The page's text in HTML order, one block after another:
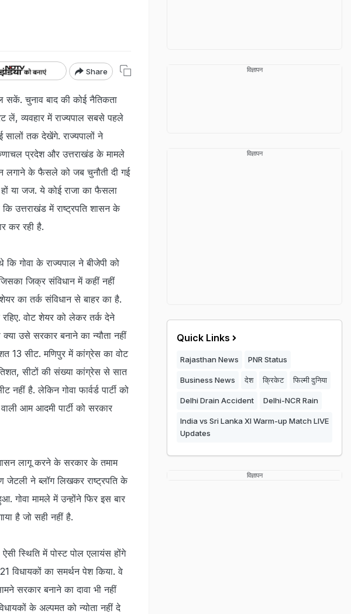
Share
सकें. चुनाव बाद की कोई नैतिकता
लें, व्यवहार में राज्यपाल सबसे पहले
सालों तक देखेंगे. राज्यपालों ने
प्रदेश और उत्तराखंड के मामले
लगाने के फैसले को जब चुनौती दी गई
या जज. ये कोई राजा का फैसला
उत्तराखंड में राष्ट्रपति शासन के
कर रही है.
गोवा के राज्यपाल ने बीजेपी को
जिक्र संविधान में कहीं नहीं
का तर्क संविधान से बाहर का है.
वोट शेयर को लेकर तर्क देने
उसे सरकार बनाने का न्यौता नहीं
13 सीट. मणिपुर में कांग्रेस का वोट
सीटों की संख्या कांग्रेस से सात
है. लेकिन गोवा फार्वर्ड पार्टी को
आम आदमी पार्टी को सरकार
लागू करने के सरकार के तमाम
जेटली ने ब्लॉग लिखकर राष्ट्रपति के
गोवा मामले में उन्होंने फिर इस बार
है जो सही नहीं है.
स्थिति में पोस्ट पोल एलायंस होंगे
विधायकों का समर्थन पेश किया. वे
सरकार बनाने का दावा भी नहीं
के अल्पमत को न्योता नहीं दे
विज्ञापन
विज्ञापन
Quick Links
Rajasthan News PNR Status
Business News देश क्रिकेट फिल्मी दुनिया
Delhi Drain Accident Delhi-NCR Rain
India vs Sri Lanka XI Warm-up Match LIVE
Updates
विज्ञापन